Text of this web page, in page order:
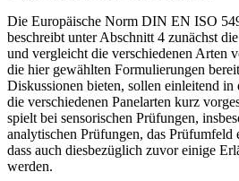
Die Europäische Norm DIN EN ISO
beschreibt unter Abschnitt 4 zunächst
und vergleicht die verschiedenen Arten
die hier gewählten Formulierungen
Diskussionen bieten, sollen einleitend
die verschiedenen Panelarten kurz
spielt bei sensorischen Prüfungen,
analytischen Prüfungen, das Prüfumfeld
dass auch diesbezüglich zuvor einige
werden.